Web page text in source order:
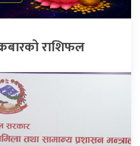
राशिफल